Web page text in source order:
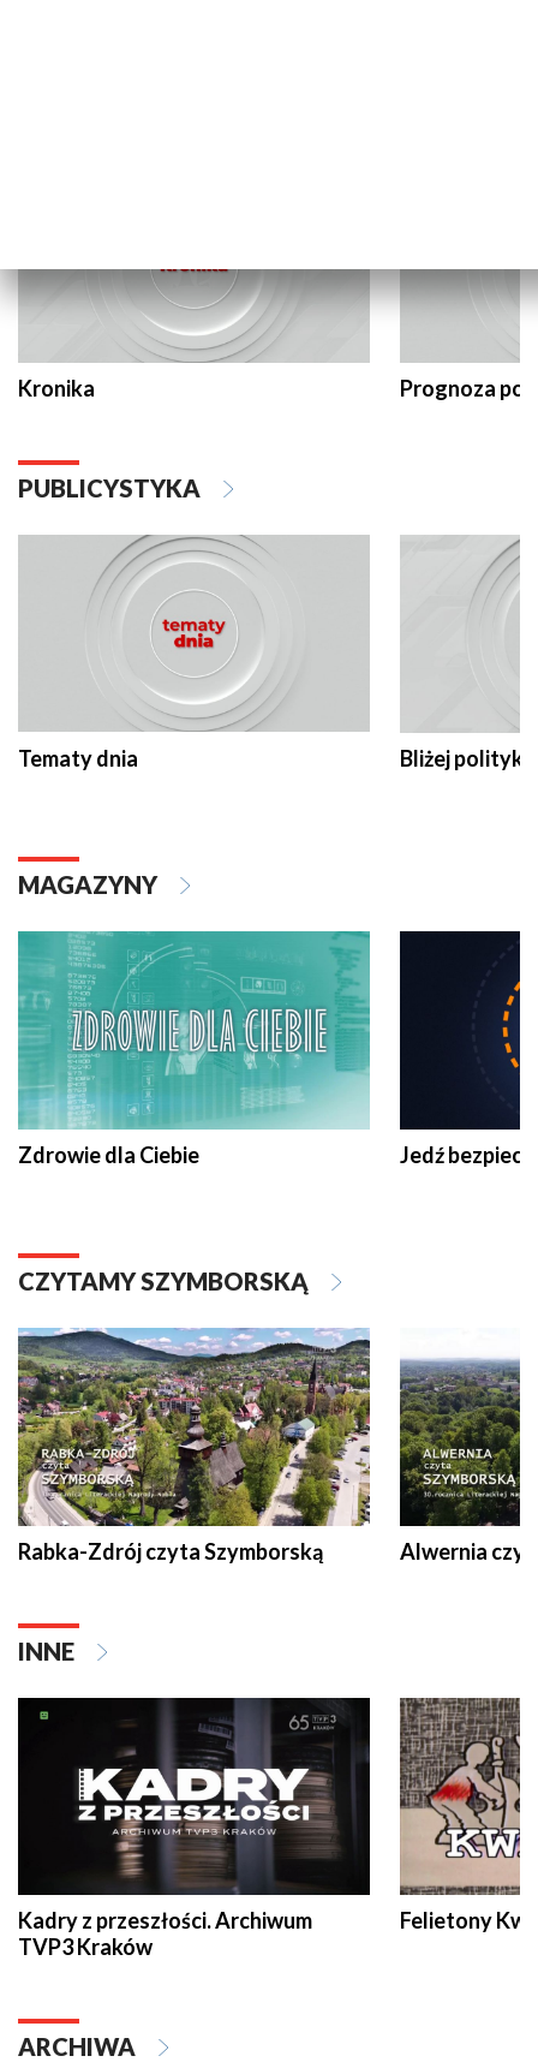
Kronika Prognoza
PUBLICYSTYKA
Tematy dnia Bliżej polityki
MAGAZYNY
Zdrowie dla Ciebie Jedź
CZYTAMY SZYMBORSKĄ
Rabka-Zdrój czyta Szymborską Alwernia
INNE
Kadry z przeszłości. Archiwum
TVP3 Kraków
Felietony
ARCHIWA